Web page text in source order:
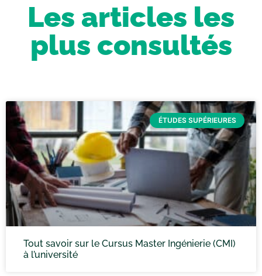
Les articles les
plus consultés
ÉTUDES SUPÉRIEURES
Tout savoir sur le Cursus Master Ingénierie (CMI)
à l’université